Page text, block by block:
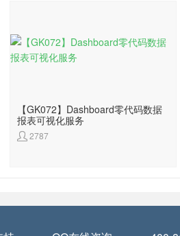
【GK072】Dashboard零代码数据
报表可视化服务
 2787